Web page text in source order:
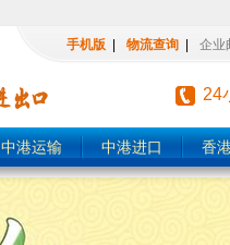
手机版 物流查询 企业
24
中港运输 中港进口 香